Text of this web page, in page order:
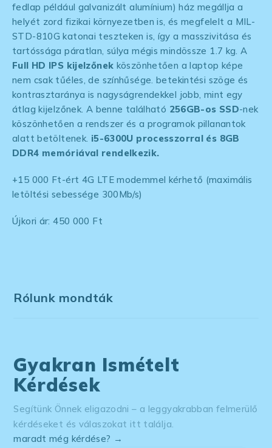
fedlap például galvanizált alumínium) ház megállja a
helyét zord fizikai környezetben is, és megfelelt a MIL-
STD-810G katonai teszteken is, így a masszivitása és
tartóssága páratlan, súlya mégis mindössze 1.7 kg. A
Full HD IPS kijelzőnek köszönhetően a laptop képe
nem csak tűéles, de színhűsége. betekintési szöge és
kontrasztaránya is nagyságrendekkel jobb, mint egy
átlag kijelzőnek. A benne található 256GB-os SSD-nek
köszönhetően a rendszer és a programok pillanantok
alatt betöltenek. i5-6300U processzorral és 8GB
DDR4 memóriával rendelkezik.
+15 000 Ft-ért 4G LTE modemmel kérhető (maximális
letöltési sebessége 300Mb/s)
Újkori ár: 450 000 Ft
Rólunk mondták
Gyakran Ismételt
Kérdések
Segítünk Önnek eligazodni – a leggyakrabban felmerülő
kérdéseket és válaszokat itt találja.
maradt még kérdése? →